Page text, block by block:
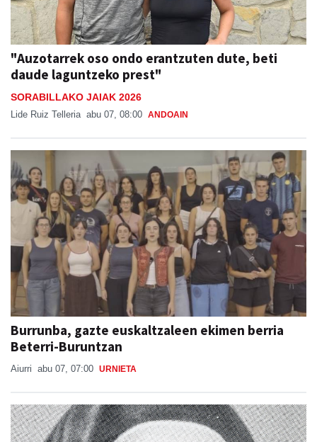
"Auzotarrek oso ondo erantzuten dute, beti
daude laguntzeko prest"
SORABILLAKO JAIAK 2026
Lide Ruiz Telleria abu 07, 08:00 ANDOAIN
Burrunba, gazte euskaltzaleen ekimen berria
Beterri-Buruntzan
Aiurri abu 07, 07:00 URNIETA